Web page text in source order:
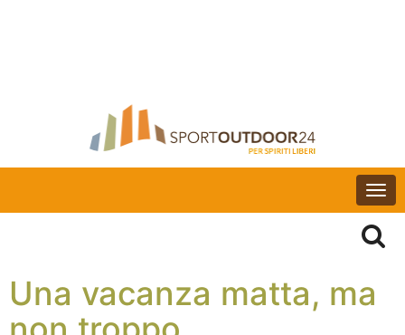
Una vacanza matta, ma